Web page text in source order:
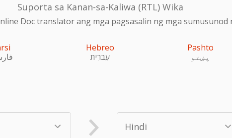
Suporta sa Kanan-sa-Kaliwa (RTL) Wika
Doc translator ang mga pagsasalin ng mga sumusunod
Hebreo
עִברִית
Pashto
پښتو